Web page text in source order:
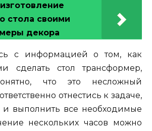
стола своими
декора
с информацией о том, как
сделать стол трансформер,
что это несложный
отнестись к задаче,
и выполнить все необходимые
нескольких часов можно